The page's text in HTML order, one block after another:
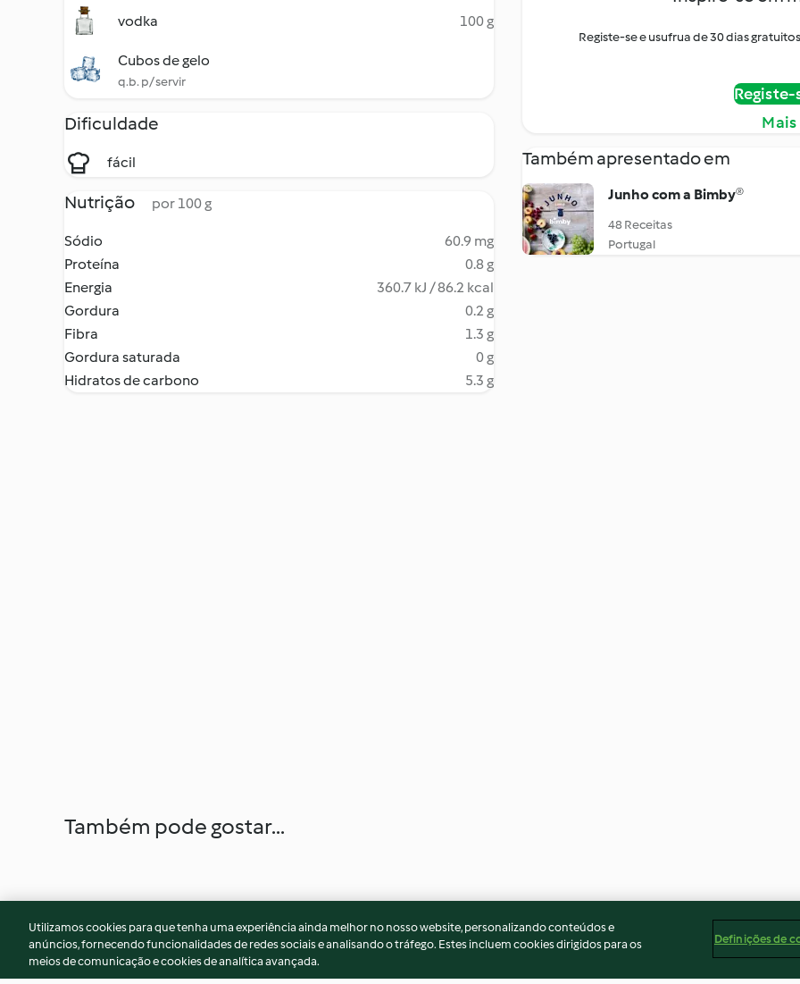
vodka 100 g
Cubos de gelo
q.b. p/ servir
Dificuldade
fácil
Nutrição por 100 g
Sódio
60.9 mg
Proteína
0.8 g
Energia
360.7 kJ / 86.2 kcal
Gordura
0.2 g
Fibra
1.3 g
Gordura saturada
0 g
Hidratos de carbono
5.3 g
Registe-se e usufrua de 30 dias
Também apresentado em
Junho com a Bimby®
48 Receitas
Portugal
Também pode gostar...
Utilizamos cookies para que tenha uma experiência ainda melhor no nosso website, personalizando conteúdos e
anúncios, fornecendo funcionalidades de redes sociais e analisando o tráfego. Estes incluem cookies dirigidos para os
meios de comunicação e cookies de analítica avançada.
Definições de